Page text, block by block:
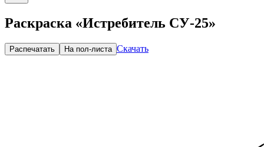
Раскраска «Истребитель СУ-25»
Распечатать На пол-листа Скачать